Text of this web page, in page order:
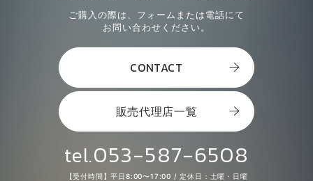
ご購入の際は、フォームまたは電話にて
お問い合わせください。
CONTACT
販売代理店一覧
tel.053-587-6508
【受付時間】平日8:00〜17:00 / 定休日：土曜・日曜